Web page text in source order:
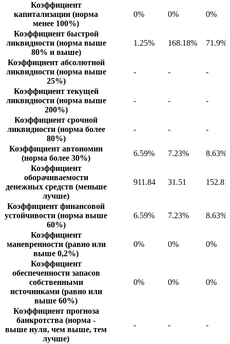
Коэффициент
капитализации (норма
менее 100%)
0% 0% 0%
Коэффициент быстрой
ликвидности (норма выше
80% и выше)
1.25% 168.18% 71.9%
Коэффициент абсолютной
ликвидности (норма выше
25%)
- - -
Коэффициент текущей
ликвидности (норма выше
200%)
- - -
Коэффициент срочной
ликвидности (норма более
80%)
- - -
Коэффициент автономии
(норма более 30%)
6.59% 7.23%
8.63%
Коэффициент
оборачиваемости
денежных средств (меньше
лучше)
911.84 31.51 152.81
Коэффициент финансовой
устойчивости (норма выше
60%)
6.59% 7.23% 8.63%
Коэффициент
маневренности (равно или
выше 0,2%)
0% 0% 0%
Коэффициент
обеспеченности запасов
собственными
источниками (равно или
выше 60%)
0% 0% 0%
Коэффициент прогноза
банкротства (норма -
выше нуля, чем выше, тем
лучше)
- - -